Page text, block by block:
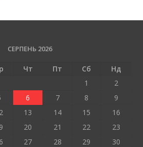
ді
и
т
ся
СЕРПЕНЬ 2026
Чт Пт Сб
Нд
1
2
6 7 8
9
13 14 15
16
20 21 22
23
27 28 29
30